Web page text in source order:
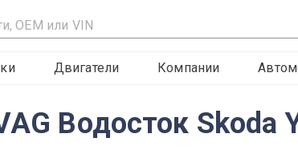
Двигатели Компании
Водосток Skoda